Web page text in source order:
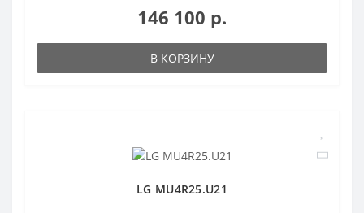
146 100 р.
В КОРЗИНУ
LG MU4R25.U21